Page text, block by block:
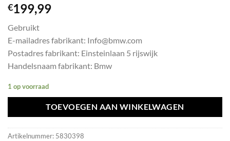
€199,99
Gebruikt
E-mailadres fabrikant: Info@bmw.com
Postadres fabrikant: Einsteinlaan 5 rijswijk
Handelsnaam fabrikant: Bmw
1 op voorraad
TOEVOEGEN AAN WINKELWAGEN
Artikelnummer: 5830398